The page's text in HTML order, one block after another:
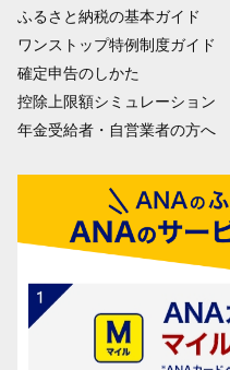
ふるさと納税の基本ガイド
ワンストップ特例制度ガイド
確定申告のしかた
控除上限額シミュレーション
年金受給者・自営業者の方へ